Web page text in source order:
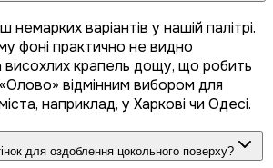
немарких варіантів у нашій палітрі.
фоні практично не видно
висохлих крапель дощу, що робить
відмінним вибором для
наприклад, у Харкові чи Одесі.
для оздоблення цокольного поверху?